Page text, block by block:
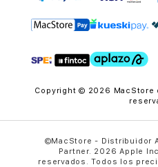
Copyright © 2026
©MacStore - Distribuidor
Partner. 2026 Apple
reservados. Todos los